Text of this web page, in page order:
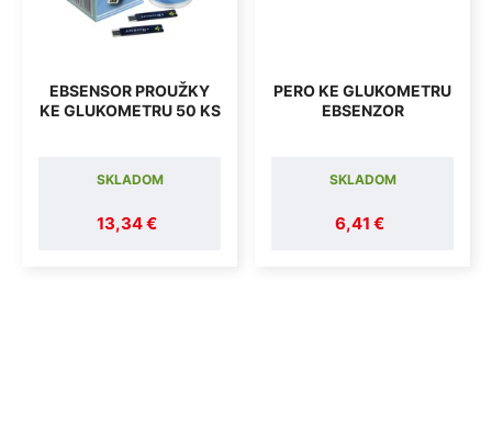
EBSENSOR PROUŽKY
KE GLUKOMETRU 50 KS
13,34 €
SKLADOM
PERO KE GLUKOMETRU
EBSENZOR
6,41 €
SKLADOM